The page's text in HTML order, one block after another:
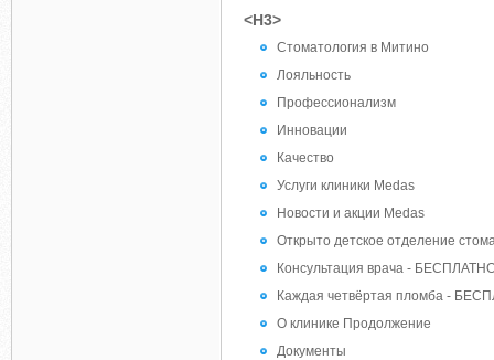
<H3>
Стоматология в Митино
Лояльность
Профессионализм
Инновации
Качество
Услуги клиники Medas
Новости и акции Medas
Открыто детское отделение
Консультация врача -
Каждая четвёртая пломба -
О клинике Продолжение
Документы